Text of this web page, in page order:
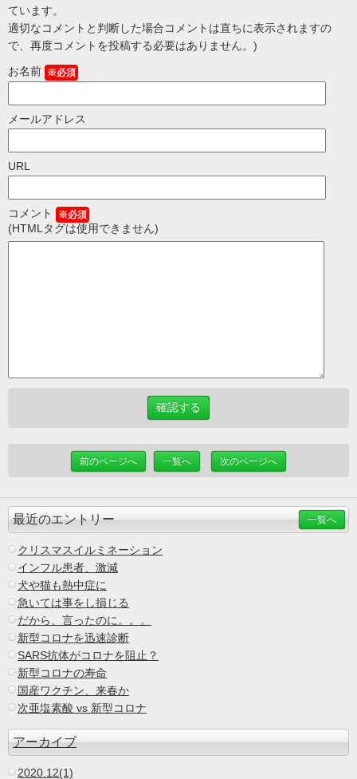
ています。
適切なコメントと判断した場合コメントは直ちに表示されますの
で、再度コメントを投稿する必要はありません。)
お名前 ※必須
メールアドレス
URL
コメント ※必須
(HTMLタグは使用できません)
前のページへ 一覧へ 次のページへ
最近のエントリー 一覧へ
クリスマスイルミネーション
インフル患者、激減
犬や猫も熱中症に
急いては事をし損じる
だから、言ったのに。。。
新型コロナを迅速診断
SARS抗体がコロナを阻止？
新型コロナの寿命
国産ワクチン、来春か
次亜塩素酸 vs 新型コロナ
アーカイブ
2020.12(1)